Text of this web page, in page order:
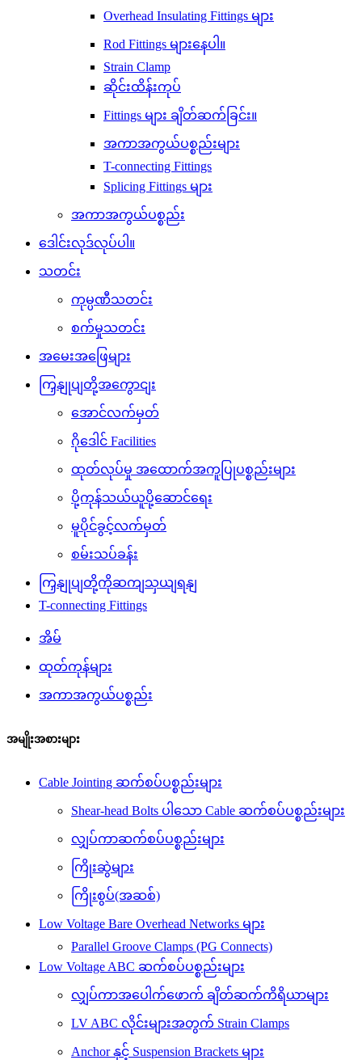
Overhead Insulating Fittings များ
Rod Fittings များနေပါ။
Strain Clamp
ဆိုင်းထိန်းကုပ်
Fittings များ ချိတ်ဆက်ခြင်း။
အကာအကွယ်ပစ္စည်းများ
T-connecting Fittings
Splicing Fittings များ
အကာအကွယ်ပစ္စည်း
ဒေါင်းလုဒ်လုပ်ပါ။
သတင်း
ကုမ္ပဏီသတင်း
စက်မှုသတင်း
အမေးအဖြေများ
ကြှနျုပျတို့အကွောငျး
အောင်လက်မှတ်
ဂိုဒေါင် Facilities
ထုတ်လုပ်မှု အထောက်အကူပြုပစ္စည်းများ
ပို့ကုန်သယ်ယူပို့ဆောင်ရေး
မူပိုင်ခွင့်လက်မှတ်
စမ်းသပ်ခန်း
ကြှနျုပျတို့ကိုဆကျသှယျရနျ
T-connecting Fittings
အိမ်
ထုတ်ကုန်များ
အကာအကွယ်ပစ္စည်း
အမျိုးအစားများ
Cable Jointing ဆက်စပ်ပစ္စည်းများ
Shear-head Bolts ပါသော Cable ဆက်စပ်ပစ္စည်းများ
လျှပ်ကာဆက်စပ်ပစ္စည်းများ
ကြိုးဆွဲများ
ကြိုးစွပ်(အဆစ်)
Low Voltage Bare Overhead Networks များ
Parallel Groove Clamps (PG Connects)
Low Voltage ABC ဆက်စပ်ပစ္စည်းများ
လျှပ်ကာအပေါက်ဖောက် ချိတ်ဆက်ကိရိယာများ
LV ABC လိုင်းများအတွက် Strain Clamps
Anchor နှင့် Suspension Brackets များ